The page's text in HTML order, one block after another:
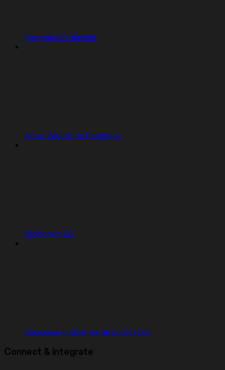
Comprar um domínio
Ativar Widget de Feedback
Melhorar SEO
Solucionar problemas de publicação
Connect & integrate